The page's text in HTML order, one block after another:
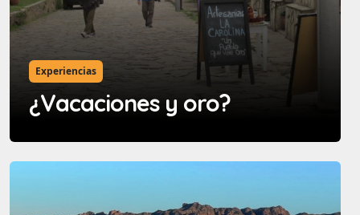
Experiencias
¿Vacaciones y oro?